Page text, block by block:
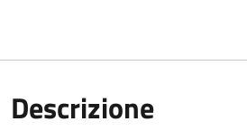
Descrizione